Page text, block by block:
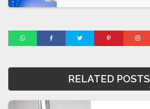
RELATED POSTS